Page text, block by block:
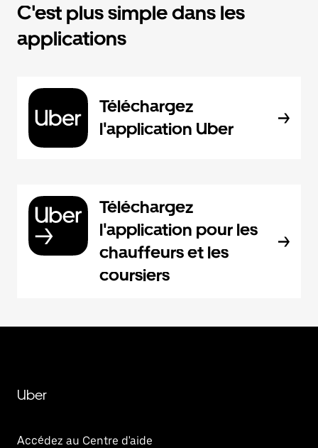
C'est plus simple dans les
applications
Téléchargez
l'application Uber
Téléchargez
l'application pour les
chauffeurs et les
coursiers
Uber
Accédez au Centre d'aide